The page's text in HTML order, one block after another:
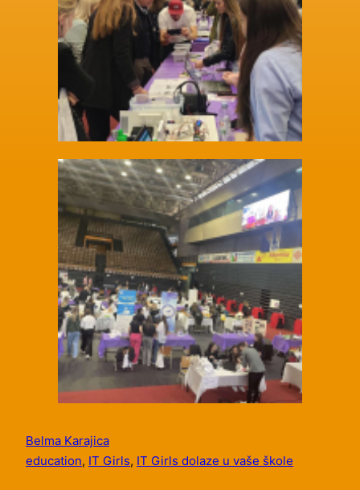
Belma Karajica
education, IT Girls, IT Girls dolaze u vaše škole